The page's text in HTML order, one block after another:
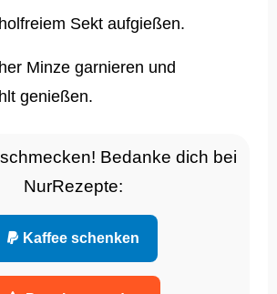
Sekt aufgießen.
Minze garnieren und
genießen.
Bedanke dich bei
NurRezepte:
Kaffee schenken